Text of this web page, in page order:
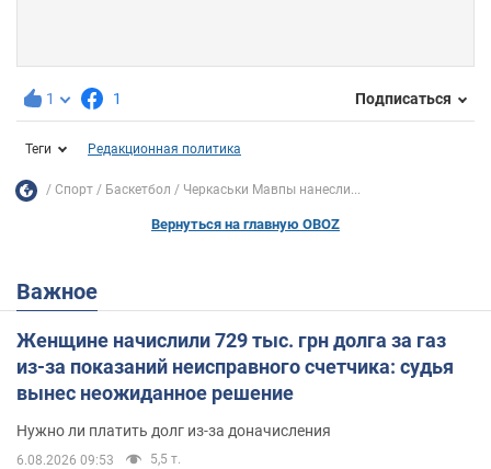
1 1 Подписаться
Теги Редакционная политика
Спорт Баскетбол Черкаськи Мавпы нанесли...
Вернуться на главную OBOZ
Важное
Женщине начислили 729 тыс. грн долга за газ
из-за показаний неисправного счетчика: судья
вынес неожиданное решение
Нужно ли платить долг из-за доначисления
6.08.2026 09:53 5,5 т.